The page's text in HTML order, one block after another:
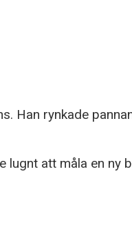
Han rynkade
att måla en ny